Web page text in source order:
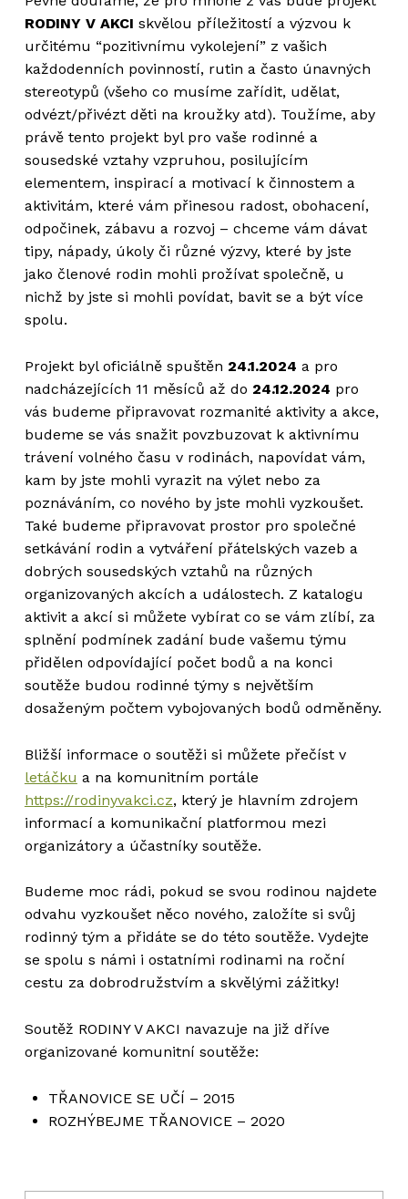
RODINY V AKCI skvělou příležitostí a výzvou k
určitému “pozitivnímu vykolejení” z vašich
každodenních povinností, rutin a často únavných
stereotypů (všeho co musíme zařídit, udělat,
odvézt/přivézt děti na kroužky atd). Toužíme, aby
právě tento projekt byl pro vaše rodinné a
sousedské vztahy vzpruhou, posilujícím
elementem, inspirací a motivací k činnostem a
aktivitám, které vám přinesou radost, obohacení,
odpočinek, zábavu a rozvoj – chceme vám dávat
tipy, nápady, úkoly či různé výzvy, které by jste
jako členové rodin mohli prožívat společně, u
nichž by jste si mohli povídat, bavit se a být více
spolu.
Projekt byl oficiálně spuštěn 24.1.2024 a pro
nadcházejících 11 měsíců až do 24.12.2024 pro
vás budeme připravovat rozmanité aktivity a akce,
budeme se vás snažit povzbuzovat k aktivnímu
trávení volného času v rodinách, napovídat vám,
kam by jste mohli vyrazit na výlet nebo za
poznáváním, co nového by jste mohli vyzkoušet.
Také budeme připravovat prostor pro společné
setkávání rodin a vytváření přátelských vazeb a
dobrých sousedských vztahů na různých
organizovaných akcích a událostech. Z katalogu
aktivit a akcí si můžete vybírat co se vám zlíbí, za
splnění podmínek zadání bude vašemu týmu
přidělen odpovídající počet bodů a na konci
soutěže budou rodinné týmy s největším
dosaženým počtem vybojovaných bodů odměněny.
Bližší informace o soutěži si můžete přečíst v
letáčku a na komunitním portále
https://rodinyvakci.cz, který je hlavním zdrojem
informací a komunikační platformou mezi
organizátory a účastníky soutěže.
Budeme moc rádi, pokud se svou rodinou najdete
odvahu vyzkoušet něco nového, založíte si svůj
rodinný tým a přidáte se do této soutěže. Vydejte
se spolu s námi i ostatními rodinami na roční
cestu za dobrodružstvím a skvělými zážitky!
Soutěž RODINY V AKCI navazuje na již dříve
organizované komunitní soutěže:
TŘANOVICE SE UČÍ – 2015
ROZHÝBEJME TŘANOVICE – 2020
Skip back to main navigation